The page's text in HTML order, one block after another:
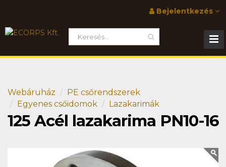
Bejelentkezés
Webáruház
PE csőrendszerek
Egyenes csőidomok
Lazakarimák
125 Acél lazakarima PN10-16